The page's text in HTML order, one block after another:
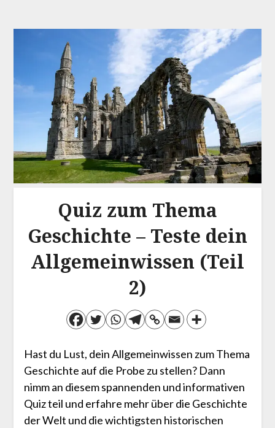
Quiz zum Thema
Geschichte – Teste dein
Allgemeinwissen (Teil
2)
Hast du Lust, dein Allgemeinwissen zum Thema
Geschichte auf die Probe zu stellen? Dann
nimm an diesem spannenden und informativen
Quiz teil und erfahre mehr über die Geschichte
der Welt und die wichtigsten historischen